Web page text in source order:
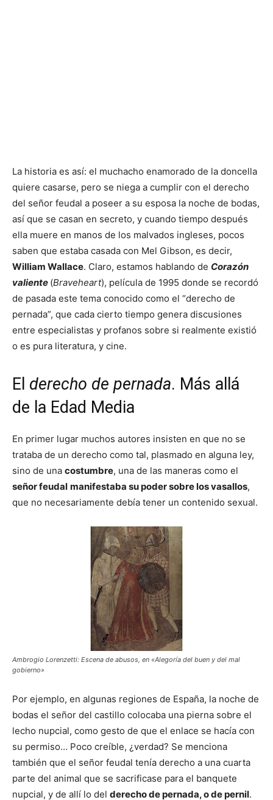
La historia es así: el muchacho enamorado de la doncella
quiere casarse, pero se niega a cumplir con el derecho
del señor feudal a poseer a su esposa la noche de bodas,
así que se casan en secreto, y cuando tiempo después
ella muere en manos de los malvados ingleses, pocos
saben que estaba casada con Mel Gibson, es decir,
William Wallace. Claro, estamos hablando de Corazón
valiente (Braveheart), película de 1995 donde se recordó
de pasada este tema conocido como el “derecho de
pernada”, que cada cierto tiempo genera discusiones
entre especialistas y profanos sobre si realmente existió
o es pura literatura, y cine.
El derecho de pernada. Más allá
de la Edad Media
En primer lugar muchos autores insisten en que no se
trataba de un derecho como tal, plasmado en alguna ley,
sino de una costumbre, una de las maneras como el
señor feudal manifestaba su poder sobre los vasallos,
que no necesariamente debía tener un contenido sexual.
Ambrogio Lorenzetti: Escena de abusos, en «Alegoría del buen y del mal
gobierno»
Por ejemplo, en algunas regiones de España, la noche de
bodas el señor del castillo colocaba una pierna sobre el
lecho nupcial, como gesto de que el enlace se hacía con
su permiso… Poco creíble, ¿verdad? Se menciona
también que el señor feudal tenía derecho a una cuarta
parte del animal que se sacrificase para el banquete
nupcial, y de allí lo del derecho de pernada, o de pernil.